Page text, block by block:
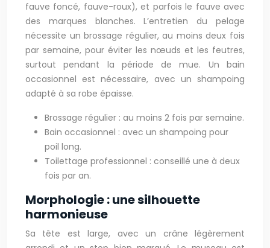
fauve foncé, fauve-roux), et parfois le fauve avec
des marques blanches. L’entretien du pelage
nécessite un brossage régulier, au moins deux fois
par semaine, pour éviter les nœuds et les feutres,
surtout pendant la période de mue. Un bain
occasionnel est nécessaire, avec un shampoing
adapté à sa robe épaisse.
Brossage régulier : au moins 2 fois par semaine.
Bain occasionnel : avec un shampoing pour
poil long.
Toilettage professionnel : conseillé une à deux
fois par an.
Morphologie : une silhouette
harmonieuse
Sa tête est large, avec un crâne légèrement